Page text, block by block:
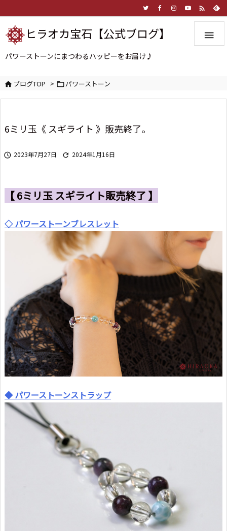


ヒラオカ宝石【公式ブログ】
パワーストーンにまつわるハッピーをお届け♪
ブログTOP > パワーストーン
6ミリ玉《 スギライト 》販売終了。
 2023年7月27日  2024年1月16日
【 6ミリ玉 スギライト販売終了 】
◇ パワーストーンブレスレット
◆ パワーストーンストラップ